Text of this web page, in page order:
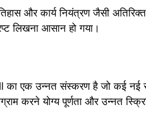
और कार्य नियंत्रण जैसी अतिरिक्त
लिखना आसान हो गया।
एक उन्नत संस्करण है जो कई नई
करने योग्य पूर्णता और उन्नत